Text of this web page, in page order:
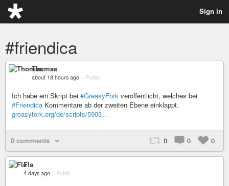
Sign in
#friendica
Thomas
about 18 hours ago – Public
Ich habe ein Skript bei #GreasyFork veröffentlicht, welches bei
#Friendica Kommentare ab der zweiten Ebene einklappt.
greasyfork.org/de/scripts/5903…
0 comments 0 0 0
Fla
4 days ago – Public